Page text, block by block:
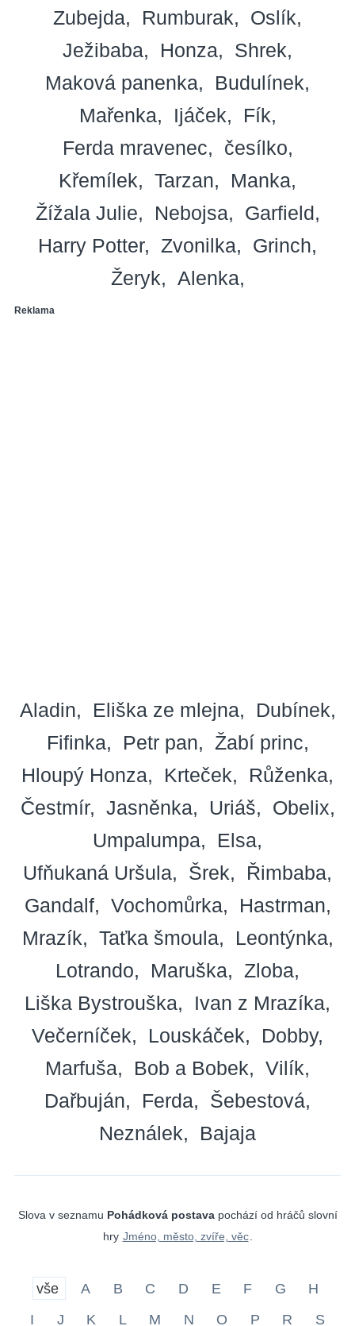
Zubejda
Rumburak
Oslík
Ježibaba
Honza
Shrek
Maková panenka
Budulínek
Mařenka
Ijáček
Fík
Ferda mravenec
česílko
Křemílek
Tarzan
Manka
Žížala Julie
Nebojsa
Garfield
Harry Potter
Zvonilka
Grinch
Žeryk
Alenka
Reklama
Aladin Eliška ze mlejna
Dubínek
Fifinka
Petr pan
Žabí princ
Hloupý Honza
Krteček
Růženka
Čestmír
Jasněnka Uriáš
Obelix
Umpalumpa
Elsa
Ufňukaná Uršula
Šrek
Řimbaba
Gandalf
Vochomůrka
Hastrman
Mrazík
Taťka šmoula
Leontýnka
Lotrando
Maruška
Zloba
Liška Bystrouška
Ivan z Mrazíka
Večerníček
Louskáček
Dobby
Marfuša
Bob a Bobek
Vilík
Dařbuján
Ferda
Šebestová
Neználek
Bajaja
Slova v seznamu Pohádková postavapochází od hráčů slovní
hry Jméno, město, zvíře, věc
vše A B C D E F G
H
I
J K L M N O P R S